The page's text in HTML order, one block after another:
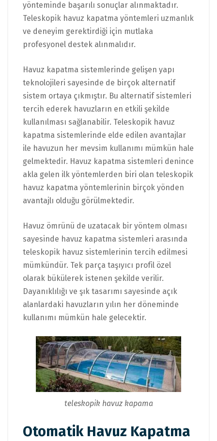
yönteminde başarılı sonuçlar alınmaktadır.
Teleskopik havuz kapatma yöntemleri uzmanlık
ve deneyim gerektirdiği için mutlaka
profesyonel destek alınmalıdır.
Havuz kapatma sistemlerinde gelişen yapı
teknolojileri sayesinde de birçok alternatif
sistem ortaya çıkmıştır. Bu alternatif sistemleri
tercih ederek havuzların en etkili şekilde
kullanılması sağlanabilir. Teleskopik havuz
kapatma sistemlerinde elde edilen avantajlar
ile havuzun her mevsim kullanımı mümkün hale
gelmektedir. Havuz kapatma sistemleri denince
akla gelen ilk yöntemlerden biri olan teleskopik
havuz kapatma yöntemlerinin birçok yönden
avantajlı olduğu görülmektedir.
Havuz ömrünü de uzatacak bir yöntem olması
sayesinde havuz kapatma sistemleri arasında
teleskopik havuz sistemlerinin tercih edilmesi
mümkündür. Tek parça taşıyıcı profil özel
olarak bükülerek istenen şekilde verilir.
Dayanıklılığı ve şık tasarımı sayesinde açık
alanlardaki havuzların yılın her döneminde
kullanımı mümkün hale gelecektir.
teleskopik havuz kapama
Otomatik Havuz Kapatma